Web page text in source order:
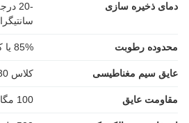
دمای ذخیره سازی
سانتیگراد
محدوده رطوبت 85% یا کمتر، بدون میعان
عایق سیم مغناطیسی کلاس B 130 درجه سانتیگراد
مقاومت عایق 100 مگا اهم در 500 ولت DC